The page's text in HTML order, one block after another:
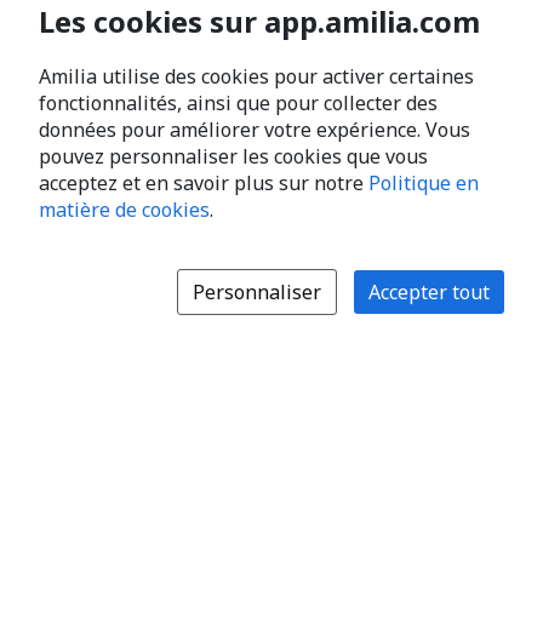
Les cookies sur app.amilia.com
Amilia utilise des cookies pour activer certaines
fonctionnalités, ainsi que pour collecter des
données pour améliorer votre expérience. Vous
pouvez personnaliser les cookies que vous
acceptez et en savoir plus sur notre Politique en
matière de cookies.
Personnaliser Accepter tout